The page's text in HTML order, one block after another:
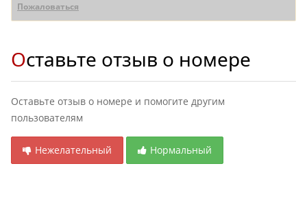
Пожаловаться
Оставьте отзыв о номере
Оставьте отзыв о номере и помогите другим
пользователям
Нежелательный Нормальный